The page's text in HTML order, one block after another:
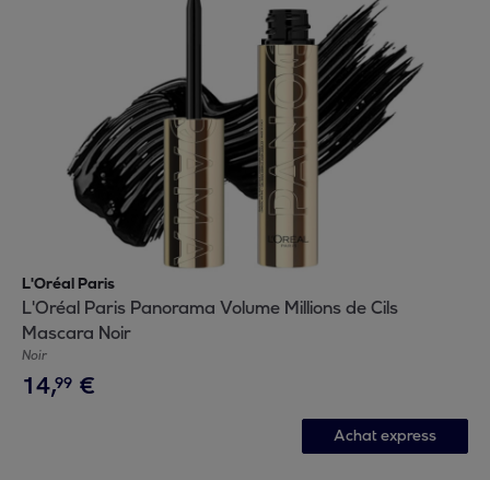
L'Oréal Paris
L'Oréal Paris Panorama Volume Millions de Cils
Mascara Noir
Noir
14,99 €
Achat express